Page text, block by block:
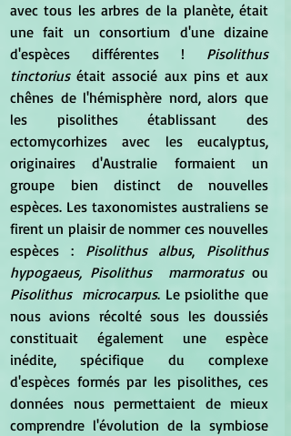
avec tous les arbres de la planète, était
une fait un consortium d'une dizaine
d'espèces différentes ! Pisolithus
tinctorius était associé aux pins et aux
chênes de l'hémisphère nord, alors que
les pisolithes établissant des
ectomycorhizes avec les eucalyptus,
originaires d'Australie formaient un
groupe bien distinct de nouvelles
espèces. Les taxonomistes australiens se
firent un plaisir de nommer ces nouvelles
espèces : Pisolithus albus, Pisolithus
hypogaeus, Pisolithus  marmoratus
Pisolithus  microcarpus. Le psiolithe que
nous avions récolté sous les doussiés
constituait également une espèce
inédite, spécifique du complexe
d'espèces formés par les pisolithes, ces
données nous permettaient de mieux
comprendre l'évolution de la symbiose